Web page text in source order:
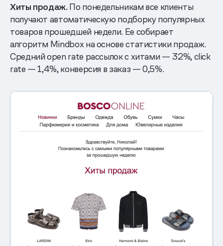
Хиты продаж. По понедельникам все клиенты
получают автоматическую подборку популярных
товаров прошедшей недели. Ее собирает
алгоритм Mindbox на основе статистики продаж.
Средний open rate рассылок с хитами — 32%, click
rate — 1,4%, конверсия в заказ — 0,5%.